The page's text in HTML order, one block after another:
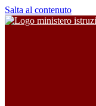
Salta al contenuto